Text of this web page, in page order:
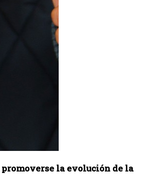
promoverse la evolución de la